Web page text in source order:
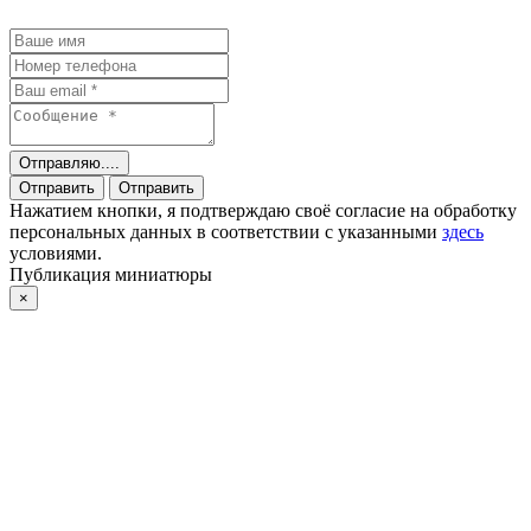
Отправляю....
Отправить
Отправить
Нажатием кнопки, я подтверждаю своё согласие на обработку
персональных данных в соответствии с указанными здесь
условиями.
Публикация миниатюры
×